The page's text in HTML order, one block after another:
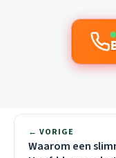
← VORIGE
Waarom een